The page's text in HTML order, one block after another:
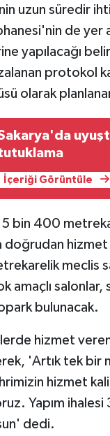
uzun süredir
de yer
yapılacağı
protokol
olarak
İçeriği Görüntüle
bin 400
doğrudan
meclis
amaçlı
bulunacak.
hizmet
'Artık tek bir
hizmet
Yapım
dedi.